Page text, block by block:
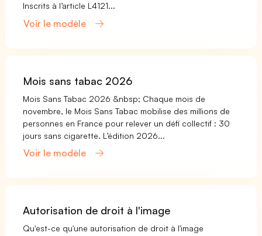
Inscrits à l’article L4121...
Voir le modèle
Mois sans tabac 2026
Mois Sans Tabac 2026 &nbsp; Chaque mois de
novembre, le Mois Sans Tabac mobilise des millions de
personnes en France pour relever un défi collectif : 30
jours sans cigarette. L’édition 2026...
Voir le modèle
Autorisation de droit à l'image
Qu'est-ce qu'une autorisation de droit à l'image